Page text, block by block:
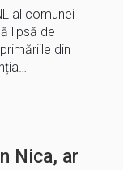
al comunei
lipsă de
din
Nica, ar